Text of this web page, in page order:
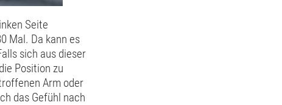
Seite
Mal. Da kann es
sich aus dieser
Position zu
Arm oder
das Gefühl nach